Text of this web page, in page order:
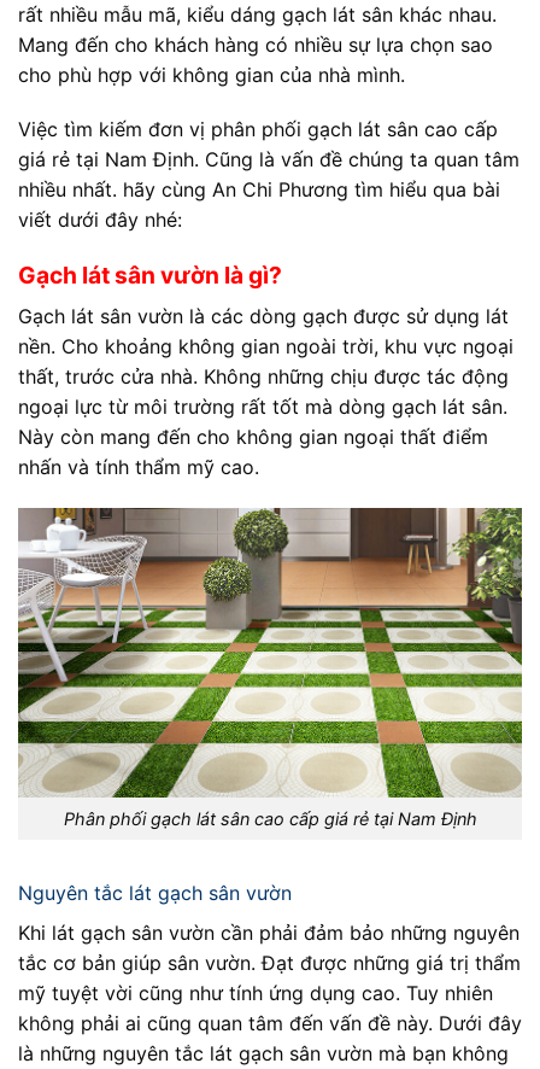
rất nhiều mẫu mã, kiểu dáng gạch lát sân khác nhau.
Mang đến cho khách hàng có nhiều sự lựa chọn sao
cho phù hợp với không gian của nhà mình.
Việc tìm kiếm đơn vị phân phối gạch lát sân cao cấp
giá rẻ tại Nam Định. Cũng là vấn đề chúng ta quan tâm
nhiều nhất. hãy cùng An Chi Phương tìm hiểu qua bài
viết dưới đây nhé:
Gạch lát sân vườn là gì?
Gạch lát sân vườn là các dòng gạch được sử dụng lát
nền. Cho khoảng không gian ngoài trời, khu vực ngoại
thất, trước cửa nhà. Không những chịu được tác động
ngoại lực từ môi trường rất tốt mà dòng gạch lát sân.
Này còn mang đến cho không gian ngoại thất điểm
nhấn và tính thẩm mỹ cao.
Phân phối gạch lát sân cao cấp giá rẻ tại Nam Định
Nguyên tắc lát gạch sân vườn
Khi lát gạch sân vườn cần phải đảm bảo những nguyên
tắc cơ bản giúp sân vườn. Đạt được những giá trị thẩm
mỹ tuyệt vời cũng như tính ứng dụng cao. Tuy nhiên
không phải ai cũng quan tâm đến vấn đề này. Dưới đây
là những nguyên tắc lát gạch sân vườn mà bạn không